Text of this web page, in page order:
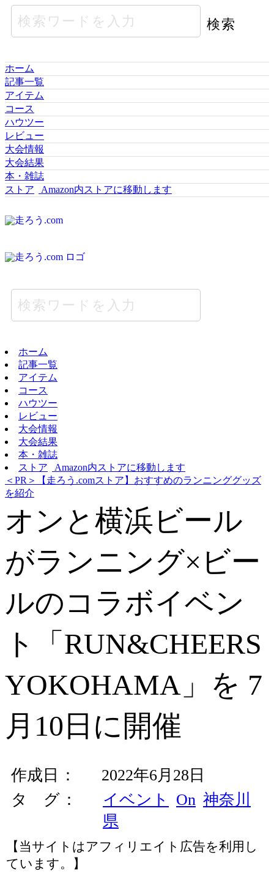
ホーム
記事一覧
アイテム
コース
ハウツー
レビュー
大会情報
大会結果
本・雑誌
ストア
Amazon内ストアに移動します
ホーム
記事一覧
アイテム
コース
ハウツー
レビュー
大会情報
大会結果
本・雑誌
ストア
Amazon内ストアに移動します
＜PR＞【走ろう.comストア】おすすめのランニンググッズ
を紹介
オンと横浜ビール
がランニング×ビー
ルのコラボイベン
ト「RUN&CHEERS
YOKOHAMA」を 7
月10日に開催
作成日
2022年6月28日
タ グ
イベント On 神奈川
県
【当サイトはアフィリエイト広告を利用し
ています。】